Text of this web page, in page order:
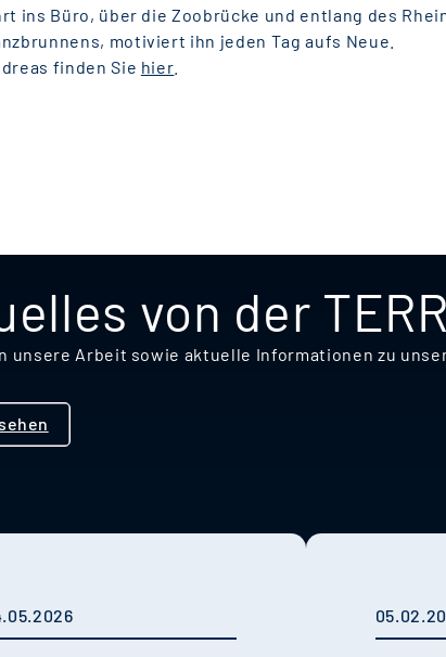
ins Büro, über die Zoobrücke und entlang des
motiviert ihn jeden Tag aufs Neue.
finden Sie hier
von der
unsere Arbeit sowie aktuelle Informationen zu